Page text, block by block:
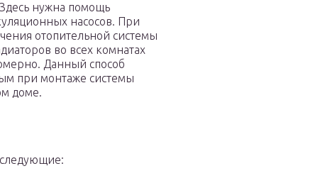
нужна помощь
насосов. При
отопительной системы
во всех комнатах
Данный способ
при монтаже системы
доме.